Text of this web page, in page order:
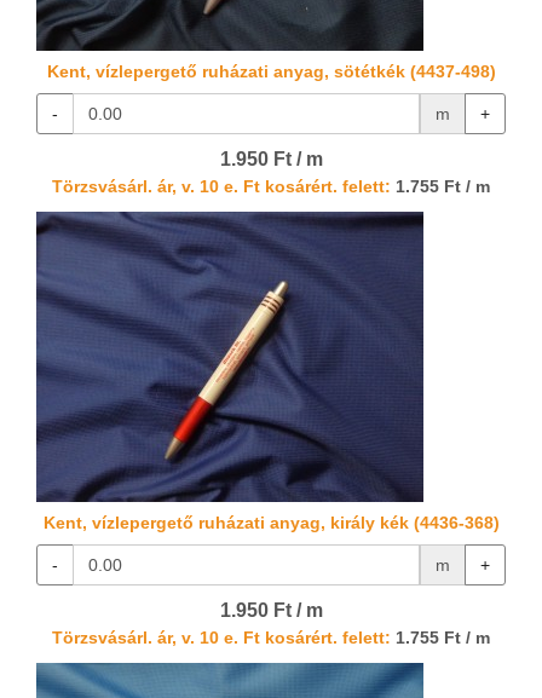
Kent, vízlepergető ruházati anyag, sötétkék (4437-498)
- m +
1.950 Ft / m
Törzsvásárl. ár, v. 10 e. Ft kosárért. felett: 1.755 Ft / m
Kent, vízlepergető ruházati anyag, király kék (4436-368)
- m +
1.950 Ft / m
Törzsvásárl. ár, v. 10 e. Ft kosárért. felett: 1.755 Ft / m